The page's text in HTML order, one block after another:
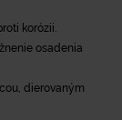
korózii.
osadenia
dierovaným